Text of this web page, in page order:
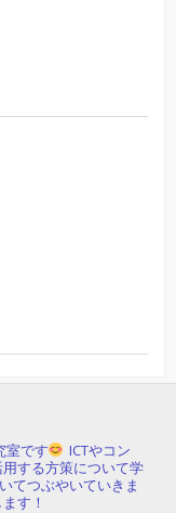
室です
ICTやコン
する方策について学
てつぶやいていきま
す！